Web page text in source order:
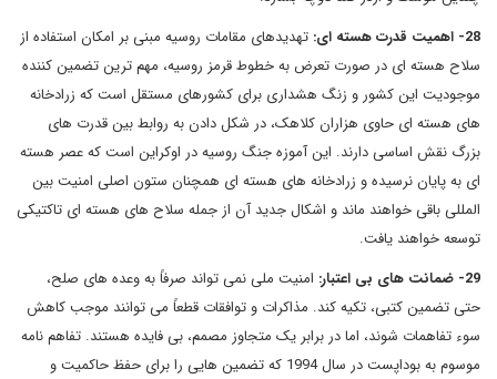
28- اهمیت قدرت هسته ای:
تهدیدهای مقامات روسیه مبنی بر امکان استفاده از
سلاح هسته ای در صورت تعرض به خطوط قرمز روسیه، مهم ترین تضمین کننده
موجودیت این کشور و زنگ هشداری برای کشورهای مستقل است که زرادخانه
های هسته ای حاوی هزاران کلاهک، در شکل دادن به روابط بین قدرت های
بزرگ نقش اساسی دارند. این آموزه جنگ روسیه در اوکراین است که عصر هسته
ای به پایان نرسیده و زرادخانه های هسته ای همچنان ستون اصلی امنیت بین
المللی باقی خواهند ماند و اشکال جدید آن از جمله سلاح های هسته ای تاکتیکی
توسعه خواهند یافت.
29- ضمانت های بی اعتبار:
امنیت ملی نمی تواند صرفاً به وعده های صلح،
حتی تضمین کتبی، تکیه کند. مذاکرات و توافقات قطعاً می توانند موجب کاهش
سوء تفاهمات شوند، اما در برابر یک متجاوز مصمم، بی فایده هستند. تفاهم نامه
موسوم به بوداپست در سال 1994 که تضمین هایی را برای حفظ حاکمیت و